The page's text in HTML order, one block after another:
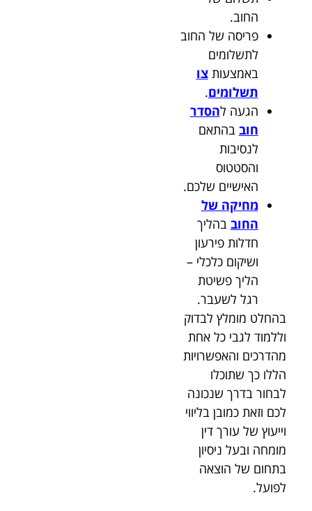
החוב.
פריסה של החוב
לתשלומים
באמצעותצו
תשלומים.
הגעה להסדר
חוב בהתאם
לנסיבות
והסטטוס
האישיים שלכם.
מחיקה של
החוב בהליך
חדלות פירעון
ושיקום כלכלי –
הליך פשיטת
רגל לשעבר.
בהחלט מומלץ לבדוק
וללמוד לגבי כל אחת
מהדרכים והאפשרויות
הללו כך שתוכלו
לבחור בדרך שנכונה
לכם וזאת כמובן בליווי
וייעוץ של עורך דין
מומחה ובעל ניסיון
בתחום של הוצאה
לפועל.